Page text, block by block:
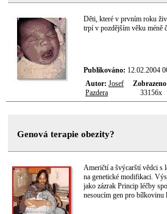
Děti, které v prvním roku
trpí v pozdějším věku méně
Publikováno: 12.02.2004
Autor: Josef
Pazdera
33156x
Genová terapie obezity?
Američtí a švýcarští vědci s
na genetické modifikaci.
jako zázrak Princip léčby
nesoucím gen pro bílkovinu